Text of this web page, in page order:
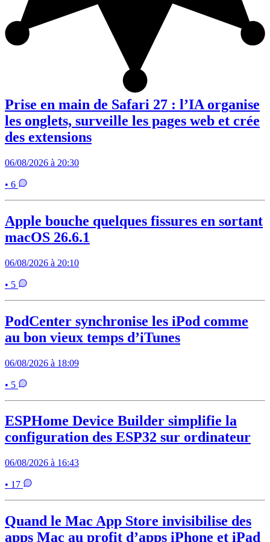
Prise en main de Safari 27 : l’IA organise
les onglets, surveille les pages web et crée
des extensions
06/08/2026 à 20:30
• 6
Apple bouche quelques fissures en sortant
macOS 26.6.1
06/08/2026 à 20:10
• 5
PodCenter synchronise les iPod comme
au bon vieux temps d’iTunes
06/08/2026 à 18:09
• 5
ESPHome Device Builder simplifie la
configuration des ESP32 sur ordinateur
06/08/2026 à 16:43
• 17
Quand le Mac App Store invisibilise des
apps Mac au profit d’apps iPhone et iPad